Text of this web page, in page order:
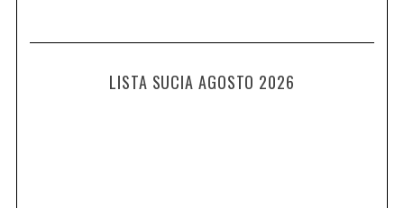
LISTA SUCIA AGOSTO 2026